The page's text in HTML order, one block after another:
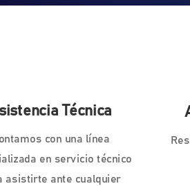
Técnica
con una línea
en servicio técnico
asistirte ante cualquier